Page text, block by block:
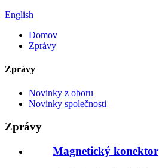
English
Domov
Zprávy
Zprávy
Novinky z oboru
Novinky společnosti
Zprávy
Magnetický konektor